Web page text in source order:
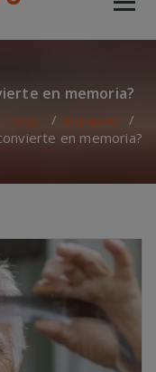
en memoria?
Inicio / Durazno /
en memoria?